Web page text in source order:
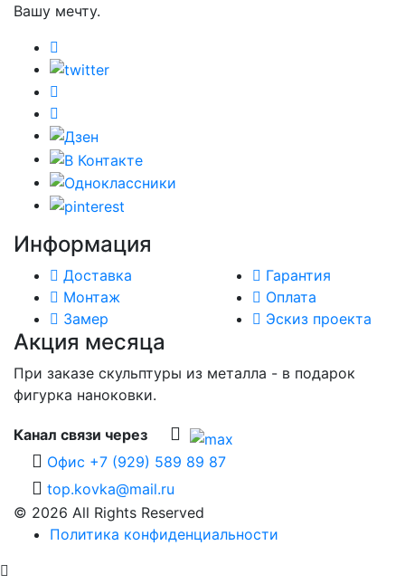
Вашу мечту.
Информация
Доставка
Монтаж
Замер
Гарантия
Оплата
Эскиз проекта
Акция месяца
При заказе скульптуры из металла - в подарок
фигурка наноковки.
Канал связи через
Офис +7 (929) 589 89 87
top.kovka@mail.ru
© 2026 All Rights Reserved
Политика конфиденциальности